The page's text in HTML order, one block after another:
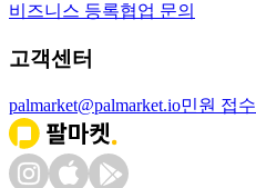
비즈니스 등록협업 문의
고객센터
palmarket@palmarket.io민원 접수